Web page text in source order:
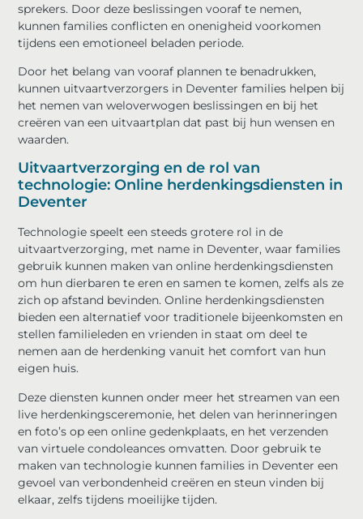
sprekers. Door deze beslissingen vooraf te nemen,
kunnen families conflicten en onenigheid voorkomen
tijdens een emotioneel beladen periode.
Door het belang van vooraf plannen te benadrukken,
kunnen uitvaartverzorgers in Deventer families helpen bij
het nemen van weloverwogen beslissingen en bij het
creëren van een uitvaartplan dat past bij hun wensen en
waarden.
Uitvaartverzorging en de rol van
technologie: Online herdenkingsdiensten in
Deventer
Technologie speelt een steeds grotere rol in de
uitvaartverzorging, met name in Deventer, waar families
gebruik kunnen maken van online herdenkingsdiensten
om hun dierbaren te eren en samen te komen, zelfs als ze
zich op afstand bevinden. Online herdenkingsdiensten
bieden een alternatief voor traditionele bijeenkomsten en
stellen familieleden en vrienden in staat om deel te
nemen aan de herdenking vanuit het comfort van hun
eigen huis.
Deze diensten kunnen onder meer het streamen van een
live herdenkingsceremonie, het delen van herinneringen
en foto’s op een online gedenkplaats, en het verzenden
van virtuele condoleances omvatten. Door gebruik te
maken van technologie kunnen families in Deventer een
gevoel van verbondenheid creëren en steun vinden bij
elkaar, zelfs tijdens moeilijke tijden.